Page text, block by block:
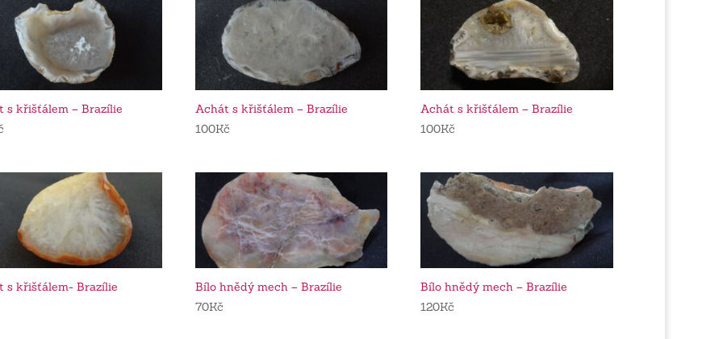
s křišťálem – Brazílie
Achát s křišťálem – Brazílie
100Kč
Achát s křišťálem – Brazílie
100Kč
s křišťálem- Brazílie
Bílo hnědý mech – Brazílie
70Kč
Bílo hnědý mech – Brazílie
120Kč